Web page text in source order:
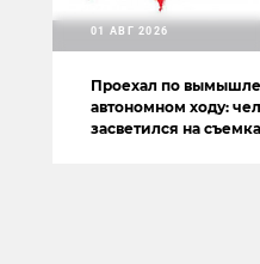
Проехал по
автономном ходу:
засветился на
01 АВГ 2026